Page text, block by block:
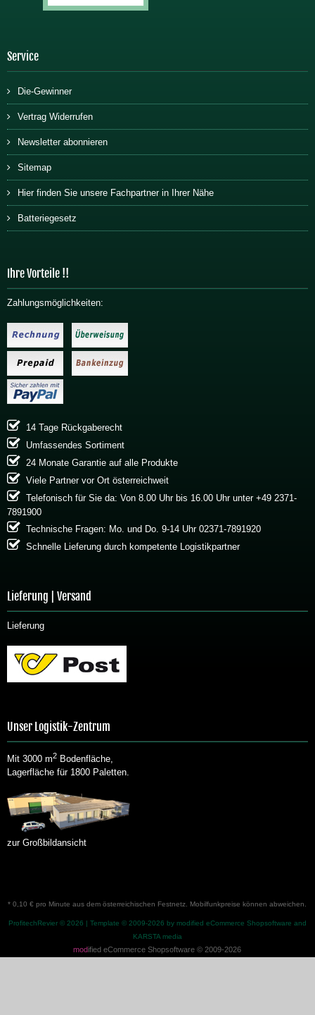
Service
Die-Gewinner
Vertrag Widerrufen
Newsletter abonnieren
Sitemap
Hier finden Sie unsere Fachpartner in Ihrer Nähe
Batteriegesetz
Ihre Vorteile !!
Zahlungsmöglichkeiten:
14 Tage Rückgaberecht
Umfassendes Sortiment
24 Monate Garantie auf alle Produkte
Viele Partner vor Ort österreichweit
Telefonisch für Sie da: Von 8.00 Uhr bis 16.00 Uhr unter +49 2371-
7891900
Technische Fragen: Mo. und Do. 9-14 Uhr 02371-7891920
Schnelle Lieferung durch kompetente Logistikpartner
Lieferung | Versand
Lieferung
Unser Logistik-Zentrum
Mit 3000 m2 Bodenfläche,
Lagerfläche für 1800 Paletten.
zur Großbildansicht
* 0,10 € pro Minute aus dem österreichischen Festnetz. Mobilfunkpreise können abweichen.
ProfitechRevier © 2026 | Template © 2009-2026 by modified eCommerce Shopsoftware and
KARSTA media
modified eCommerce Shopsoftware © 2009-2026